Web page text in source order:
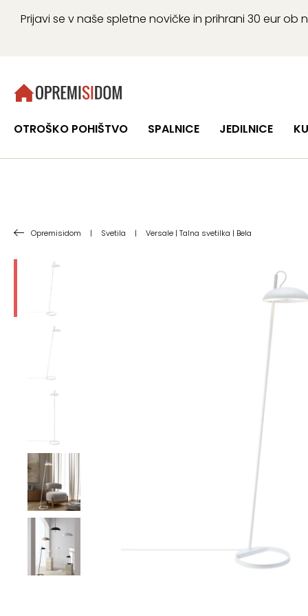
Prijavi se v naše spletne novičke in prihrani 30 eur
OTROŠKO POHIŠTVO SPALNICE JEDILNICE
Opremisidom | Svetila | Versale | Talna svetilka | Bela